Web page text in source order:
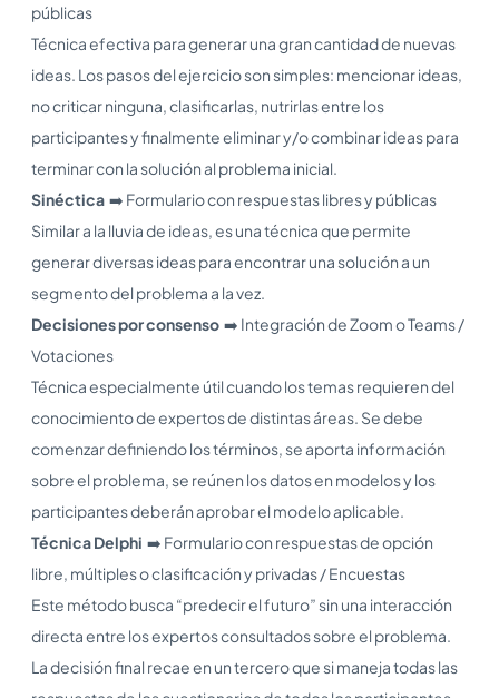
públicas
Técnica efectiva para generar una gran cantidad de nuevas
ideas. Los pasos del ejercicio son simples: mencionar ideas,
no criticar ninguna, clasificarlas, nutrirlas entre los
participantes y finalmente eliminar y/o combinar ideas para
terminar con la solución al problema inicial.
Sinéctica ➡️ Formulario con respuestas libres y públicas
Similar a la lluvia de ideas, es una técnica que permite
generar diversas ideas para encontrar una solución a un
segmento del problema a la vez.
Decisiones por consenso ➡️ Integración de Zoom o Teams /
Votaciones
Técnica especialmente útil cuando los temas requieren del
conocimiento de expertos de distintas áreas. Se debe
comenzar definiendo los términos, se aporta información
sobre el problema, se reúnen los datos en modelos y los
participantes deberán aprobar el modelo aplicable.
Técnica Delphi ➡️ Formulario con respuestas de opción
libre, múltiples o clasificación y privadas / Encuestas
Este método busca “predecir el futuro” sin una interacción
directa entre los expertos consultados sobre el problema.
La decisión final recae en un tercero que si maneja todas las